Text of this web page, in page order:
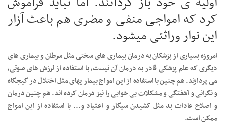
کرد که امواجی منفی و مضری هم باعث آزار
این نوار وراثتی میشود.
امروزه بسیاری از پزشکان به درمان بیماری های سختی مثل سرطان و بیماری های
دیگری که علم پزشکی قادر به درمان آن نیست، با استفاده از لرزش های صوتی،
می پردازند. هم چنین با استفاده از این امواج بیمار یهای مثل اختلال در گیجگاه
و نگرانی و آشفتگی و مشکلات بی خوابی را نیز درمان کرده اند. هم چنین درمان
و اصلاح عادات بد مثل کشیدن سیگار و اعتیاد و… با استفاده از این امواج
ممکن است.